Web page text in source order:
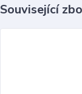
Související